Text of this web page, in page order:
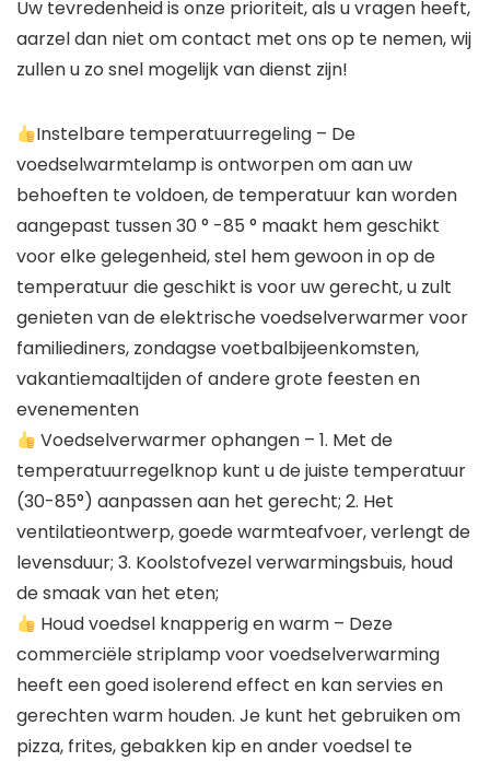
Uw tevredenheid is onze prioriteit, als u vragen heeft,
aarzel dan niet om contact met ons op te nemen, wij
zullen u zo snel mogelijk van dienst zijn!
Instelbare temperatuurregeling – De
voedselwarmtelamp is ontworpen om aan uw
behoeften te voldoen, de temperatuur kan worden
aangepast tussen 30 ° -85 ° maakt hem geschikt
voor elke gelegenheid, stel hem gewoon in op de
temperatuur die geschikt is voor uw gerecht, u zult
genieten van de elektrische voedselverwarmer voor
familiediners, zondagse voetbalbijeenkomsten,
vakantiemaaltijden of andere grote feesten en
evenementen
Voedselverwarmer ophangen – 1. Met de
temperatuurregelknop kunt u de juiste temperatuur
(30-85°) aanpassen aan het gerecht; 2. Het
ventilatieontwerp, goede warmteafvoer, verlengt de
levensduur; 3. Koolstofvezel verwarmingsbuis, houd
de smaak van het eten;
Houd voedsel knapperig en warm – Deze
commerciële striplamp voor voedselverwarming
heeft een goed isolerend effect en kan servies en
gerechten warm houden. Je kunt het gebruiken om
pizza, frites, gebakken kip en ander voedsel te